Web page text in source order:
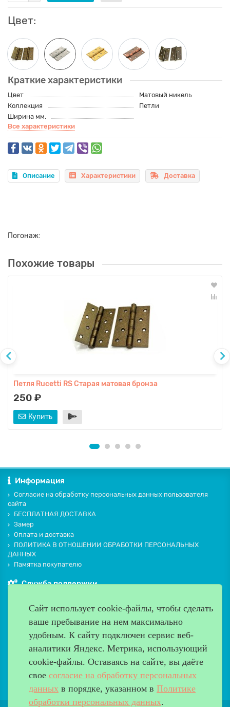
Цвет:
Краткие характеристики
Цвет
Матовый никель
Коллекция
Петли
Ширина мм.
Все характеристики
Описание Характеристики Доставка
Погонаж:
Похожие товары
Петля Rucetti RS Старая матовая бронза
250 ₽
Купить
Информация
Согласие на обработку персональных данных пользователя
сайта
БЕСПЛАТНАЯ ДОСТАВКА
Замер
Оплата и доставка
ПОЛИТИКА В ОТНОШЕНИИ ОБРАБОТКИ ПЕРСОНАЛЬНЫХ
ДАННЫХ
Памятка покупателю
Служба поддержки
Производители
Дополнительно
Наш адрес
Работаем с 9:00 до 20:00
8 (499) 685-33-26
Сайт использует cookie-файлы, чтобы сделать
ваше пребывание на нем максимально
удобным. К cайту подключен сервис веб-
аналитики Яндекс. Метрика, использующий
cookie-файлы. Оставаясь на сайте, вы даёте
свое согласие на обработку персональных
данных в порядке, указанном в Политике
обработки персональных данных.